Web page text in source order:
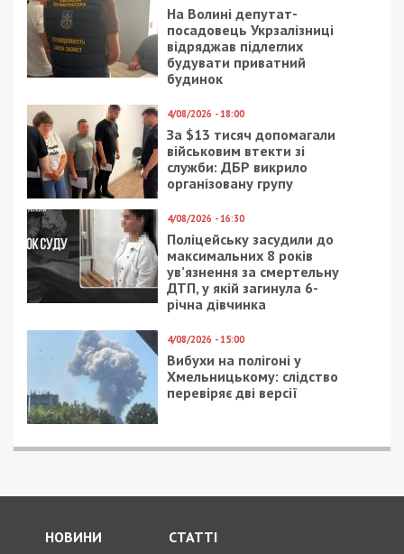
11/11/2019 - 10:40
В Днепре водитель,
насмерть сбивший
девушку, может
избежать правосудия:
видео
17/11/2020 - 23:18
Коронавирус в Днепре:
шесть летальных
случаев
9/08/2026 - 11:57